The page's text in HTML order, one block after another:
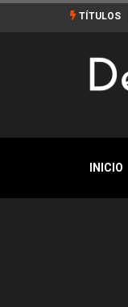
TÍTULOS
INICIO